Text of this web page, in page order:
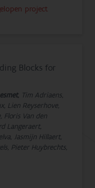
project
Blocks for
, Tim Adriaens,
Lien Reyserhove,
Floris Van den
Langeraert,
Jasmijn Hillaert,
Pieter Huybrechts,